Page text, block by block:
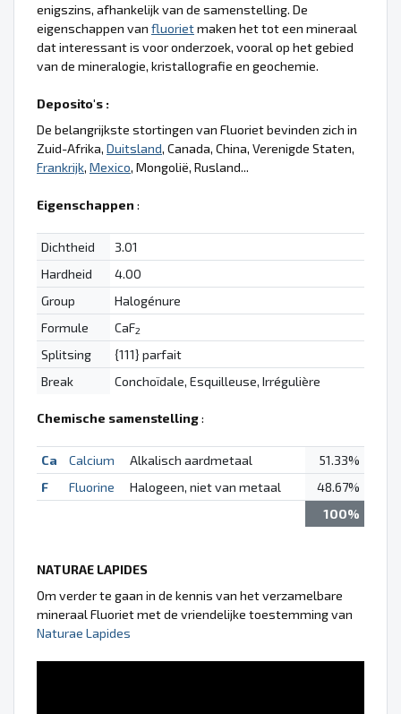
enigszins, afhankelijk van de samenstelling. De
eigenschappen van fluorietmaken het tot een mineraal
dat interessant is voor onderzoek, vooral op het gebied
van de mineralogie, kristallografie en geochemie.
Deposito's :
De belangrijkste stortingen van Fluoriet bevinden zich in
Zuid-Afrika, Duitsland, Canada, China, Verenigde Staten,
Frankrijk, Mexico, Mongolië, Rusland...
Eigenschappen :
Dichtheid
3.01
Hardheid
4.00
Group
Halogénure
Formule
CaF2
Splitsing
{111} parfait
Break
Conchoïdale, Esquilleuse, Irrégulière
Chemische samenstelling:
Ca Calcium Alkalisch aardmetaal
51.33%
F
Fluorine Halogeen, niet van metaal
48.67%
100%
NATURAE LAPIDES
Om verder te gaan in de kennis van het verzamelbare
mineraal Fluoriet met de vriendelijke toestemming van
Naturae Lapides